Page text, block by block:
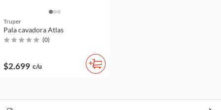
Truper
Pala cavadora Atlas
(0)
$2.699 c/u